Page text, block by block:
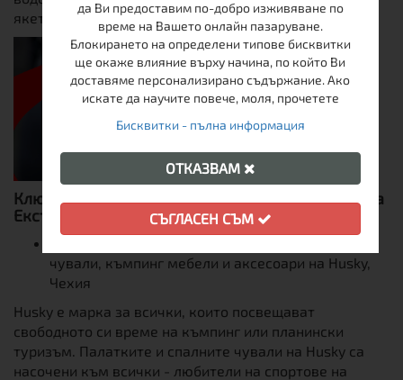
якета и елеци на ирлaндската фирма Mac in a sac.
Ключови продукти за Изложението на щанда на
Екстрем спорт тази пролет ще бъдат:
чували, къмпинг мебели и аксесоари на Husky,
Чехия
Husky е марка за всички, които посвещават
свободното си време на къмпинг или планински
туризъм. Палатките и спалните чували на Husky са
насочени към всички - любители на спортове на
да Ви предоставим по-добро изживяване по
време на Вашето онлайн пазаруване.
Блокирането на определени типове бисквитки
ще окаже влияние върху начина, по който Ви
доставяме персонализирано съдържание. Ако
искате да научите повече, моля, прочетете
Бисквитки - пълна информация
ОТКАЗВАМ
СЪГЛАСЕН СЪМ